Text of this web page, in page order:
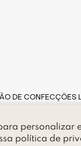
personalizar
política de
DE CONFECÇÕES
Bairro Pinheiros,